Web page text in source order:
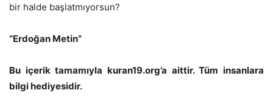
bir halde başlatmıyorsun?
“Erdoğan Metin”
Bu içerik tamamıyla kuran19.org’a aittir. Tüm insanlara
bilgi hediyesidir.